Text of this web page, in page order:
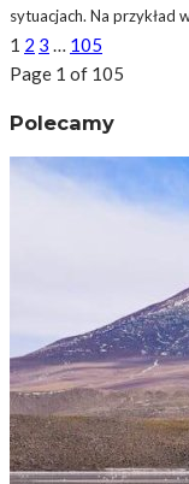
sytuacjach. Na przykład
1 2 3 … 105
Page 1 of 105
Polecamy